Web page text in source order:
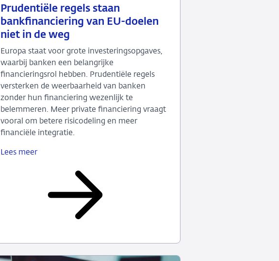
Prudentiële regels staan
bankfinanciering van EU-doelen
niet in de weg
17
juli
2026
Nieuwsbericht
toezicht
Europa staat voor grote investeringsopgaves,
waarbij banken een belangrijke
financieringsrol hebben. Prudentiële regels
versterken de weerbaarheid van banken
zonder hun financiering wezenlijk te
belemmeren. Meer private financiering vraagt
vooral om betere risicodeling en meer
financiële integratie.
Lees meer
bankfinanciering
van
in
de